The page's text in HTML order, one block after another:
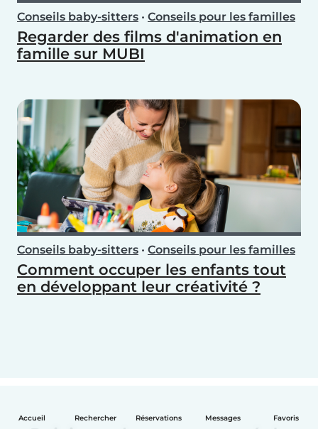
Accueil Rechercher Réservations Messages Favoris
Conseils baby-sitters • Conseils pour les familles
Regarder des films d'animation en
famille sur MUBI
Conseils baby-sitters • Conseils pour les familles
Comment occuper les enfants tout
en développant leur créativité ?